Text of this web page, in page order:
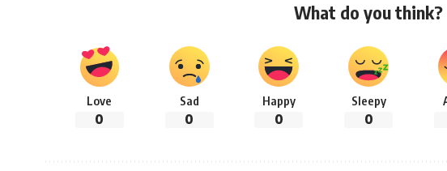
What do you think?
Love
0
Sad
0
Happy
0
Sleepy
0